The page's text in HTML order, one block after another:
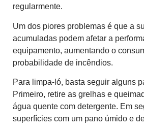
regularmente.
Um dos piores problemas é que a
acumuladas podem afetar a
equipamento, aumentando o
probabilidade de incêndios.
Para limpa-ló, basta seguir alguns
Primeiro, retire as grelhas e
água quente com detergente. Em
superfícies com um pano úmido e